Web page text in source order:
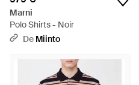
Marni
Polo Shirts - Noir
De Miinto